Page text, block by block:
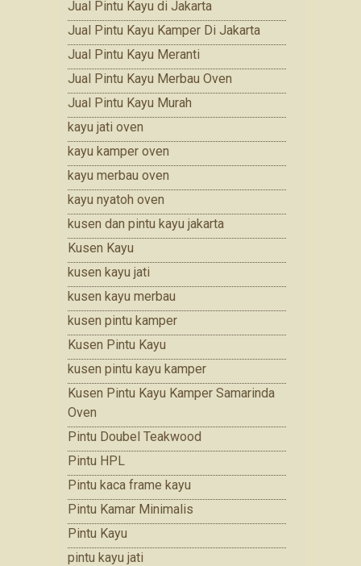
Jual Pintu Kayu di Jakarta
Jual Pintu Kayu Kamper Di Jakarta
Jual Pintu Kayu Meranti
Jual Pintu Kayu Merbau Oven
Jual Pintu Kayu Murah
kayu jati oven
kayu kamper oven
kayu merbau oven
kayu nyatoh oven
kusen dan pintu kayu jakarta
Kusen Kayu
kusen kayu jati
kusen kayu merbau
kusen pintu kamper
Kusen Pintu Kayu
kusen pintu kayu kamper
Kusen Pintu Kayu Kamper Samarinda
Oven
Pintu Doubel Teakwood
Pintu HPL
Pintu kaca frame kayu
Pintu Kamar Minimalis
Pintu Kayu
pintu kayu jati